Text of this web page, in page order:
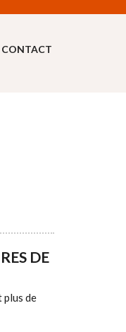
CONTACT
DE
plus de